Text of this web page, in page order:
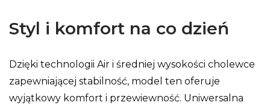
Styl i komfort na co dzień
Dzięki technologii Air i średniej wysokości cholewce
zapewniającej stabilność, model ten oferuje
wyjątkowy komfort i przewiewność. Uniwersalna